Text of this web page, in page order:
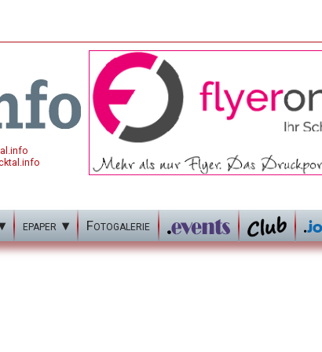
epaper Fotogalerie